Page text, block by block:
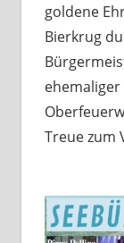
goldene
Bierkrug
Treue zum